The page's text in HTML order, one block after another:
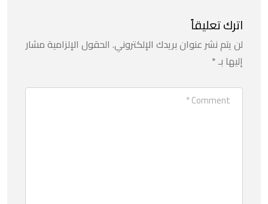
اترك تعليقاً
لن يتم نشر عنوان بريدك الإلكتروني. الحقول الإلزامية مشار
إليها بـ*